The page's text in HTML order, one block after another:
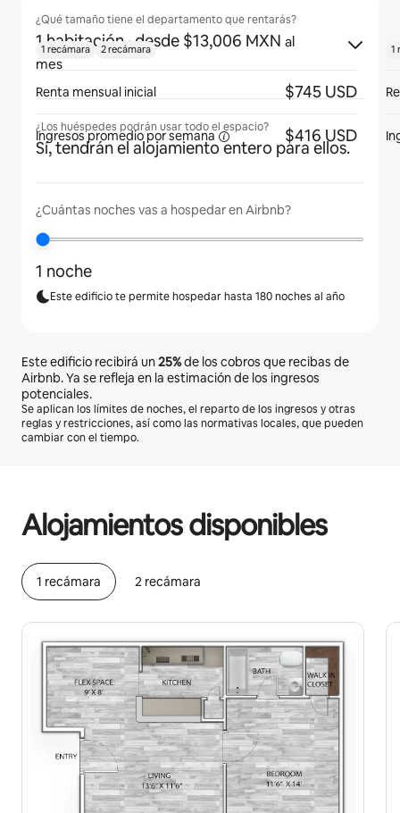
¿Qué tamaño tiene el departamento que rentarás?
1 habitación · desde $13,006 MXN al
mes
¿Los huéspedes podrán usar todo el espacio?
Sí, tendrán el alojamiento entero para ellos.
¿Cuántas noches vas a hospedar en Airbnb?
1 noche
Este edificio te permite hospedar hasta 180 noches al año
Este edificio recibirá un25%de los cobros que recibas de
Airbnb. Ya se refleja en la estimación de los ingresos
potenciales.
Se aplican los límites de noches, el reparto de los ingresos y otras
reglas y restricciones, así como las normativas locales, que pueden
cambiar con el tiempo.
Alojamientos disponibles
1 recámara 2 recámara
1 recámara 2 recámara
Renta mensual inicial $745 USD
Ingresos promedio porsemana $416 USD
1